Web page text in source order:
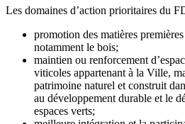
Les domaines d’action prioritaires du
promotion des matières
notamment le bois;
maintien ou renforcement
viticoles appartenant à la Ville,
patrimoine naturel et construit
au développement durable et le
espaces verts;